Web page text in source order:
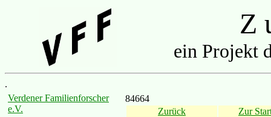
Z
ein Projekt
.
Verdener Familienforscher
e.V.
84664
Zurück
Zur